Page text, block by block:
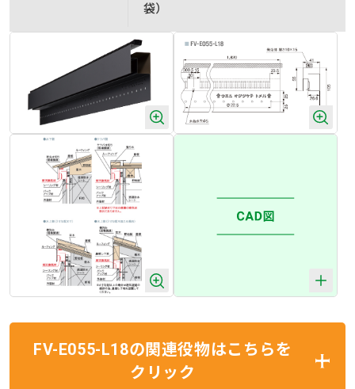
袋）
FV-E055-L18の関連役物はこちらを
クリック